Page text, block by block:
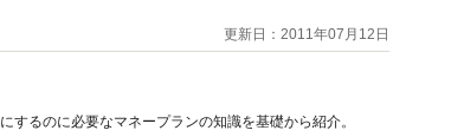
更新日：2011年07月12日
るのに必要なマネープランの知識を基礎から紹介。